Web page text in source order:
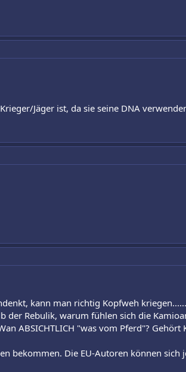
Jäger ist, da sie seine DNA
kann man richtig Kopfweh
der Rebulik, warum fühlen sich die
ABSICHTLICH "was vom Pferd"? Gehört
bekommen. Die EU-Autoren können sich